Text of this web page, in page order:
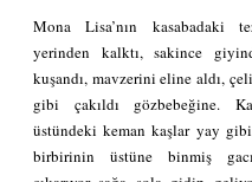
Mona Lisa’nın kasabadaki
yerinden kalktı, sakince
kuşandı, mavzerini eline aldı,
gibi çakıldı gözbebeğine.
üstündeki keman kaşlar yay
birbirinin üstüne binmiş